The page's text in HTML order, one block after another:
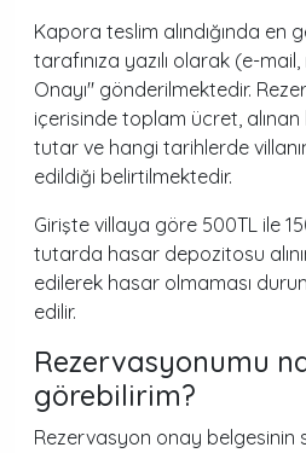
Kapora teslim alındığında en
tarafınıza yazılı olarak (e-
Onayı" gönderilmektedir.
içerisinde toplam ücret,
tutar ve hangi tarihlerde
edildiği belirtilmektedir.
Girişte villaya göre 500TL ile
tutarda hasar depozitosu
edilerek hasar olmaması
edilir.
Rezervasyonumu
görebilirim?
Rezervasyon onay belgesinin